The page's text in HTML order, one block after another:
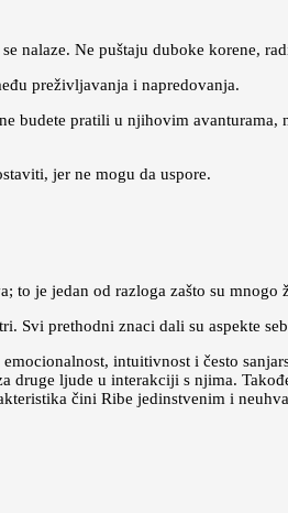
nalaze. Ne puštaju duboke korene,
preživljavanja i napredovanja.
pratili u njihovim avanturama,
jer ne mogu da uspore.
to je jedan od razloga zašto su mnogo
Svi prethodni znaci dali su aspekte
intuitivnost i često
ljude u interakciji s njima.
čini Ribe jedinstvenim i